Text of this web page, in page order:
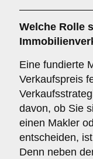
Welche Rolle
Eine fundierte
Verkaufspreis
davon, ob Sie
einen Makler
entscheiden,
Denn neben